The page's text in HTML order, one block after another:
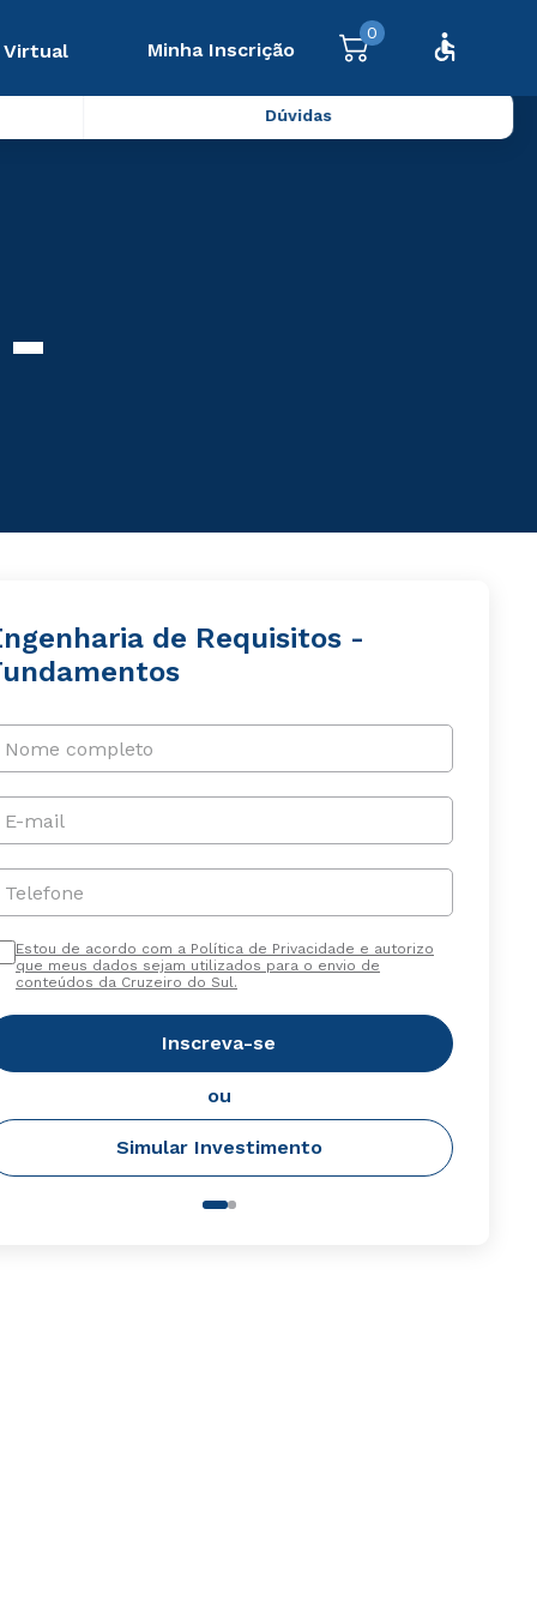
Virtual Minha Inscrição
0
Dúvidas
de Requisitos -
Nome completo
E-mail
Telefone
Estou de acordo com a Política de Privacidade e autorizo
que meus dados sejam utilizados para o envio de
conteúdos da Cruzeiro do Sul.
Inscreva-se
ou
Simular Investimento